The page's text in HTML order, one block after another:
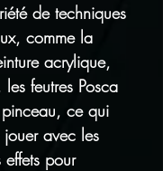
de techniques
comme la
acrylique,
feutres Posca
ce qui
avec les
effets pour